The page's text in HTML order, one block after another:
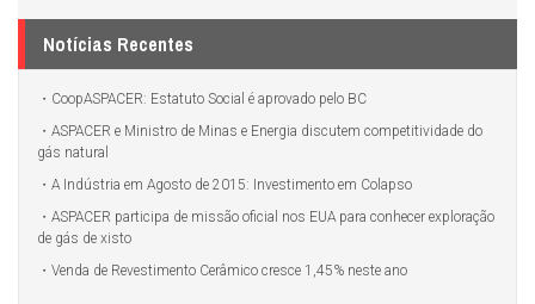
Notícias Recentes
CoopASPACER: Estatuto Social é aprovado pelo BC
ASPACER e Ministro de Minas e Energia discutem competitividade do
gás natural
A Indústria em Agosto de 2015: Investimento em Colapso
ASPACER participa de missão oficial nos EUA para conhecer exploração
de gás de xisto
Venda de Revestimento Cerâmico cresce 1,45% neste ano